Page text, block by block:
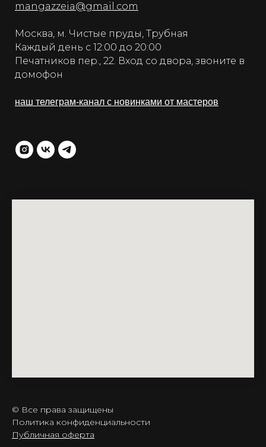
mangazzeia@gmail.com
Москва, м. Чистые пруды, Трубная
Каждый день с 12:00 до 20:00
Печатников пер., 22. Вход со двора, звоните в
домофон
наш телеграм-канал с новинками от мастеров
© Все права защищены
Политика конфиденциальности
Публичная оферта